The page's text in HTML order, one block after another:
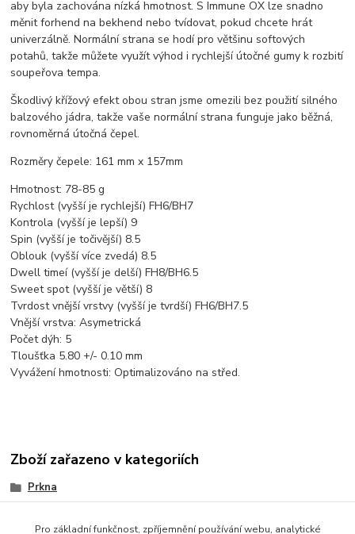
aby byla zachována nízká hmotnost. S Immune OX lze snadno
měnit forhend na bekhend nebo tvídovat, pokud chcete hrát
univerzálně. Normální strana se hodí pro většinu softových
potahů, takže můžete využít výhod i rychlejší útočné gumy k rozbití
soupeřova tempa.
Škodlivý křížový efekt obou stran jsme omezili bez použití silného
balzového jádra, takže vaše normální strana funguje jako běžná,
rovnoměrná útočná čepel.
Rozměry čepele: 161 mm x 157mm
Hmotnost: 78-85 g
Rychlost (vyšší je rychlejší) FH6/BH7
Kontrola (vyšší je lepší) 9
Spin (vyšší je točivější) 8.5
Oblouk (vyšší více zvedá) 8.5
Dwell timeí (vyšší je delší) FH8/BH6.5
Sweet spot (vyšší je větší) 8
Tvrdost vnější vrstvy (vyšší je tvrdší) FH6/BH7.5
Vnější vrstva: Asymetrická
Počet dýh: 5
Tloušťka 5.80 +/- 0.10 mm
Vyvážení hmotnosti: Optimalizováno na střed.
Zboží zařazeno v kategoriích
Prkna
Pro základní funkčnost, zpříjemnění používání webu, analytické